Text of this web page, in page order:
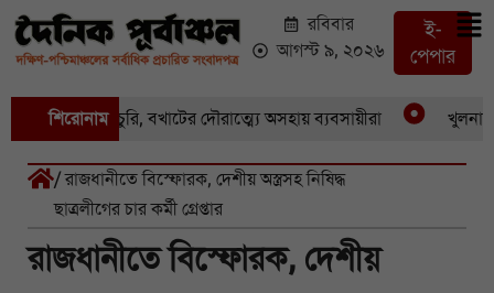
রবিবার
আগস্ট ৯, ২০২৬
ই-
পেপার
শিরোনাম
পর একচুরি, বখাটের দৌরাত্ম্যে অসহায় ব্যবসায়ীরা খুলনার
/ রাজধানীতে বিস্ফোরক, দেশীয় অস্ত্রসহ নিষিদ্ধ
ছাত্রলীগের চার কর্মী গ্রেপ্তার
রাজধানীতে বিস্ফোরক, দেশীয়